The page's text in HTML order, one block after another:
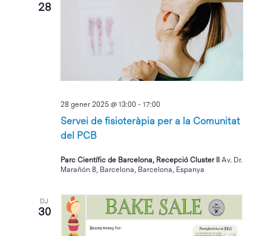
28
Servei de fisioteràpia per a la Comunitat
del PCB
28 gener 2025 @ 13:00 -17:00
Parc Científic de Barcelona, Recepció Cluster IIAv. Dr.
Marañón 8, Barcelona, Barcelona, Espanya
DJ
30